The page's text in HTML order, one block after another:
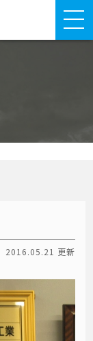
2016.05.21 更新